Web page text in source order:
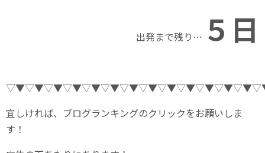
出発まで残り… ５ 日
宜しければ、ブログランキングのクリックをお願いしま
す！